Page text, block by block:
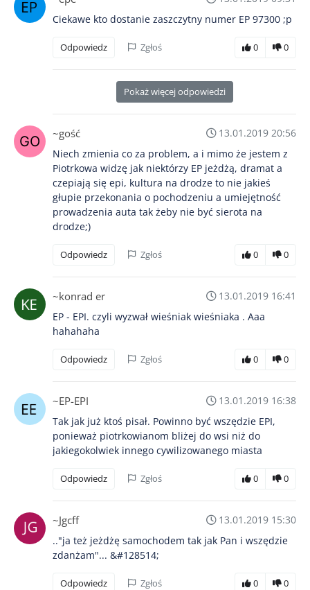
Ciekawe kto dostanie zaszczytny numer EP 97300 ;p
Odpowiedz Zgłoś 0 0
Pokaż więcej odpowiedzi
~gość
13.01.2019 20:56
Niech zmienia co za problem, a i mimo że jestem z
Piotrkowa widzę jak niektórzy EP jeżdżą, dramat a
czepiają się epi, kultura na drodze to nie jakieś
głupie przekonania o pochodzeniu a umiejętność
prowadzenia auta tak żeby nie być sierota na
drodze;)
Odpowiedz Zgłoś 0 0
~konrad er
13.01.2019 16:41
EP - EPI. czyli wyzwał wieśniak wieśniaka . Aaa
hahahaha
Odpowiedz Zgłoś 0 0
~EP-EPI
13.01.2019 16:38
Tak jak już ktoś pisał. Powinno być wszędzie EPI,
ponieważ piotrkowianom bliżej do wsi niż do
jakiegokolwiek innego cywilizowanego miasta
Odpowiedz Zgłoś 0 0
~Jgcff
13.01.2019 15:30
.."ja też jeżdżę samochodem tak jak Pan i wszędzie
zdanżam"... &#128514;
Odpowiedz Zgłoś 0 0